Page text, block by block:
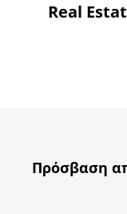
Real
Πρόσβαση